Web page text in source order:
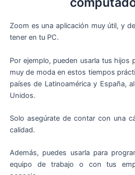
Zoom es una aplicación muy útil, y
tener en tu PC.
Por ejemplo, pueden usarla tus hijos
muy de moda en estos tiempos
países de Latinoamérica y España,
Unidos.
Solo asegúrate de contar con una
calidad.
Además, puedes usarla para
equipo de trabajo o con tus